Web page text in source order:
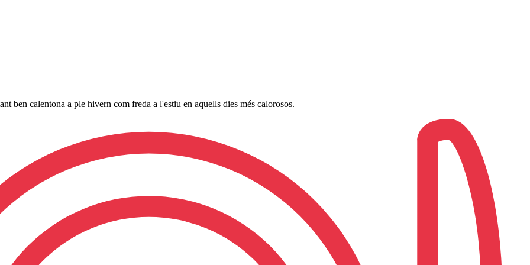
ben calentona a ple hivern com freda a l'estiu en aquells dies més calorosos.